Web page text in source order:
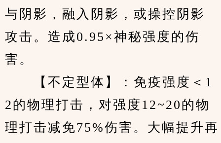
与阴影，融入阴影，或操控阴影
攻击。造成0.95×神秘强度的伤
害。
【不定型体】：免疫强度＜1
2的物理打击，对强度12~20的物
理打击减免75%伤害。大幅提升再